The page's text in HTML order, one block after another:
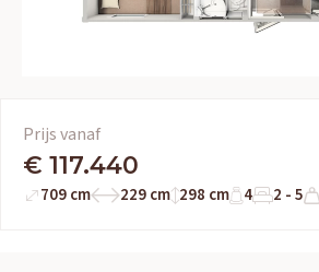
Prijs vanaf
€ 117.440
709 cm 229 cm 298 cm 4 2 - 5